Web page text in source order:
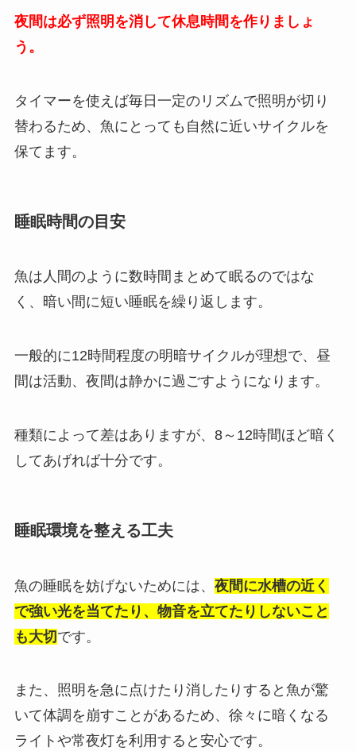
夜間は必ず照明を消して休息時間を作りましょ
う。
タイマーを使えば毎日一定のリズムで照明が切り
替わるため、魚にとっても自然に近いサイクルを
保てます。
睡眠時間の目安
魚は人間のように数時間まとめて眠るのではな
く、暗い間に短い睡眠を繰り返します。
一般的に12時間程度の明暗サイクルが理想で、昼
間は活動、夜間は静かに過ごすようになります。
種類によって差はありますが、8～12時間ほど暗く
してあげれば十分です。
睡眠環境を整える工夫
魚の睡眠を妨げないためには、 夜間に水槽の近く
で強い光を当てたり、物音を立てたりしないこと
も大切です。
また、照明を急に点けたり消したりすると魚が驚
いて体調を崩すことがあるため、徐々に暗くなる
ライトや常夜灯を利用すると安心です。